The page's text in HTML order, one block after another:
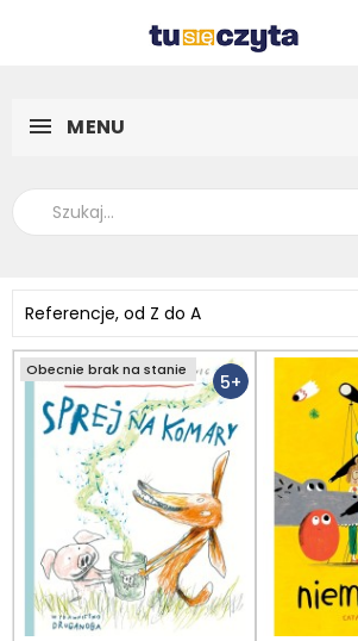
MENU
Referencje, od Z do A
5+
Obecnie brak na stanie